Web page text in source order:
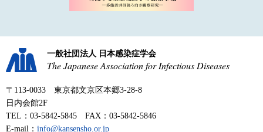
一般社団法人 日本感染症学会
The Japanese Association for Infectious Diseases
〒113-0033 東京都文京区本郷3-28-8
日内会館2F
TEL：03-5842-5845 FAX：03-5842-5846
E-mail： info@kansensho.or.jp